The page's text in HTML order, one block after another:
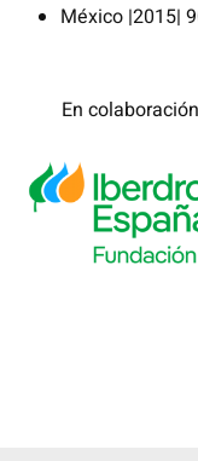
México |2015|
En